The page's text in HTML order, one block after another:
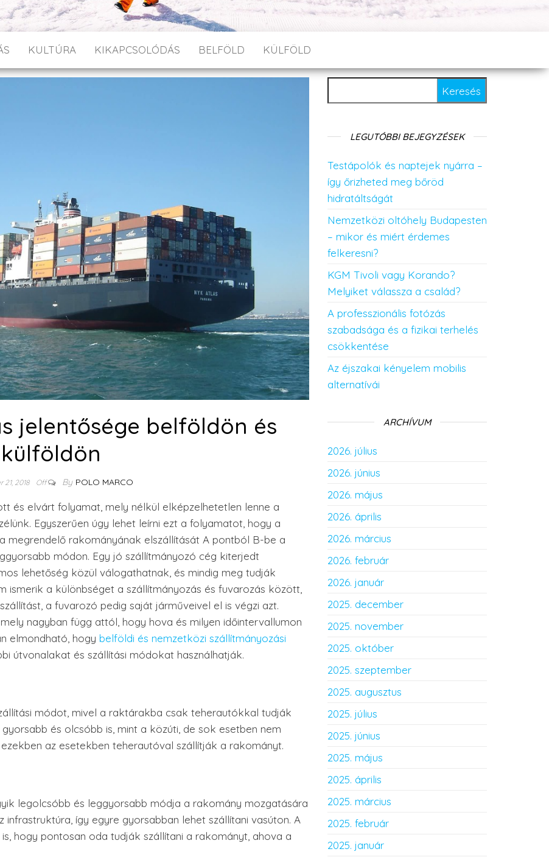
KULTÚRA KIKAPCSOLÓDÁS BELFÖLD KÜLFÖLD
jelentősége belföldön és
külföldön
21, 2018 Off By POLO MARCO
és elvárt folyamat, mely nélkül elképzelhetetlen lenne a
Egyszerűen úgy lehet leírni ezt a folyamatot, hogy a
megrendelő rakományának elszállítását A pontból B-be a
módon. Egy jó szállítmányozó cég kiterjedt
lehetőség közül válogathatnak, és mindig meg tudják
ismerik a különbséget a szállítmányozás és fuvarozás között,
a fuvarozó pedig saját járműveivel el is végzi azt.
nagyban függ attól, hogy hova és milyen időintervallumon
elmondható, hogy belföldi és nemzetközi szállítmányozási
útvonalakat és szállítási módokat használhatják.
módot, mivel a raktárakba csak teherautókkal tudják
és olcsóbb is, mint a közúti, de sok esetben nem
az esetekben teherautóval szállítják a rakományt.
legolcsóbb és leggyorsabb módja a rakomány mozgatására
így egyre gyorsabban lehet szállítani vasúton. A
hogy pontosan oda tudják szállítani a rakományt, ahova a
LEGUTÓBBI BEJEGYZÉSEK
Testápolók és naptejek nyárra –
így őrizheted meg bőröd
hidratáltságát
Nemzetközi oltóhely Budapesten
– mikor és miért érdemes
felkeresni?
KGM Tivoli vagy Korando?
Melyiket válassza a család?
A professzionális fotózás
szabadsága és a fizikai terhelés
csökkentése
Az éjszakai kényelem mobilis
alternatívái
ARCHÍVUM
2026. július
2026. június
2026. május
2026. április
2026. március
2026. február
2026. január
2025. december
2025. november
2025. október
2025. szeptember
2025. augusztus
2025. július
2025. június
2025. május
2025. április
2025. március
2025. február
2025. január